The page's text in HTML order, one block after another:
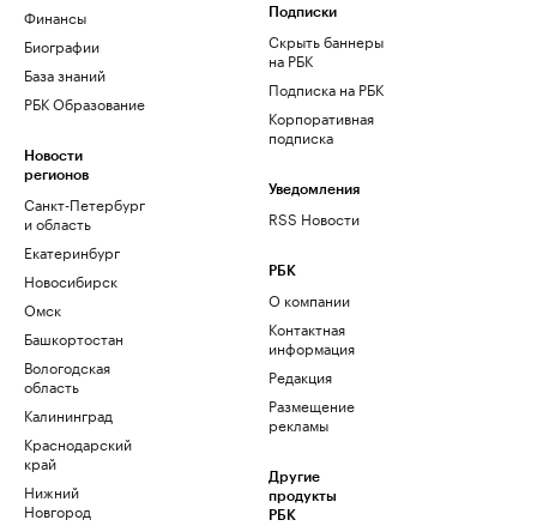
Финансы
Биографии
База знаний
РБК Образование
Новости
регионов
Санкт-Петербург
и область
Екатеринбург
Новосибирск
Омск
Башкортостан
Вологодская
область
Калининград
Краснодарский
край
Нижний
Новгород
Подписки
Скрыть баннеры
на РБК
Подписка на РБК
Корпоративная
подписка
Уведомления
RSS Новости
РБК
О компании
Контактная
информация
Редакция
Размещение
рекламы
Другие
продукты
РБК